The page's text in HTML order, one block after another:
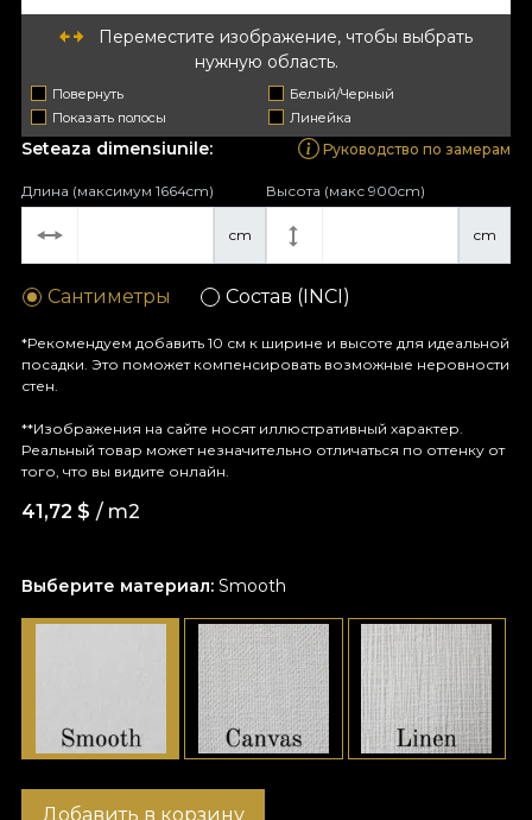
Переместите изображение, чтобы выбрать
нужную область.
Повернуть
Белый/Черный
Показать полосы
Линейка
Выберите материал: Smooth
Seteaza dimensiunile: Руководство по замерам
cm
Длина (максимум 1664cm)
cm
Высота (макс 900cm)
Сантиметры Состав (INCI)
*Рекомендуем добавить 10 см к ширине и высоте для идеальной
посадки. Это поможет компенсировать возможные неровности
стен.
**Изображения на сайте носят иллюстративный характер.
Реальный товар может незначительно отличаться по оттенку от
того, что вы видите онлайн.
41,72 $ / m2
Добавить в корзину